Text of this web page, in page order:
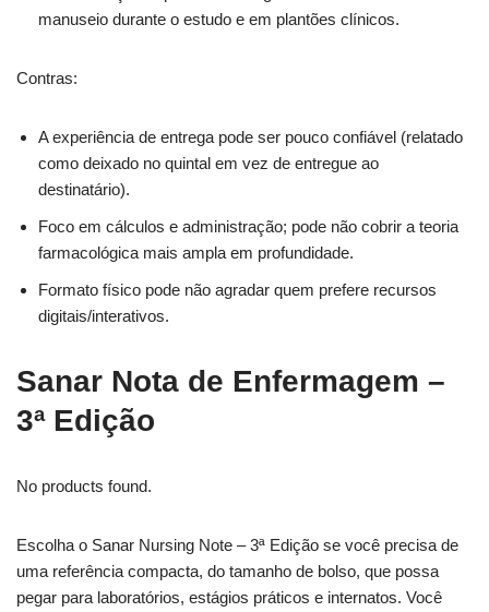
manuseio durante o estudo e em plantões clínicos.
Contras:
A experiência de entrega pode ser pouco confiável (relatado
como deixado no quintal em vez de entregue ao
destinatário).
Foco em cálculos e administração; pode não cobrir a teoria
farmacológica mais ampla em profundidade.
Formato físico pode não agradar quem prefere recursos
digitais/interativos.
Sanar Nota de Enfermagem –
3ª Edição
No products found.
Escolha o Sanar Nursing Note – 3ª Edição se você precisa de
uma referência compacta, do tamanho de bolso, que possa
pegar para laboratórios, estágios práticos e internatos. Você